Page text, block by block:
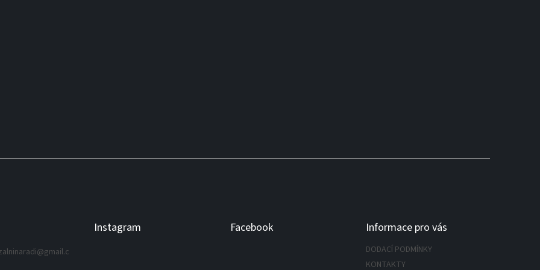
@gmail.c
Instagram Facebook Informace pro vás
DODACÍ PODMÍNKY
KONTAKTY